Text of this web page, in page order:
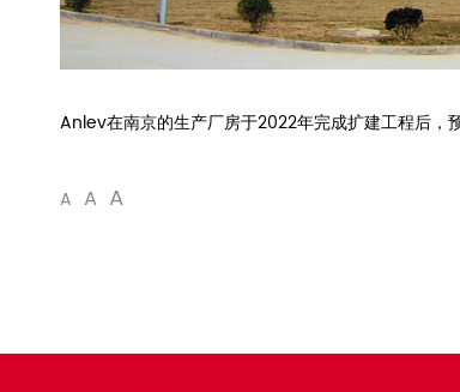
Anlev在南京的生产厂房于2022年完成扩建工程后，
A A A